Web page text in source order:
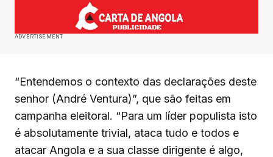
ADVERTISEMENT
“Entendemos o contexto das declarações deste
senhor (André Ventura)”, que são feitas em
campanha eleitoral. “Para um líder populista isto
é absolutamente trivial, ataca tudo e todos e
atacar Angola e a sua classe dirigente é algo,